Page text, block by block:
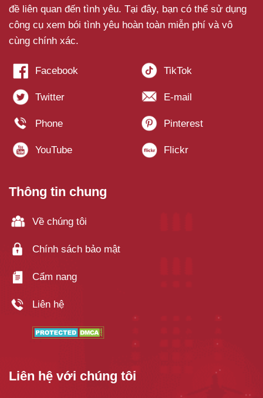
đề liên quan đến tình yêu. Tại đây, bạn có thể sử dụng
công cụ xem bói tình yêu hoàn toàn miễn phí và vô
cùng chính xác.
Thông tin chung
Về chúng tôi
Chính sách bảo mật
Cẩm nang
Liên hệ
Liên hệ với chúng tôi